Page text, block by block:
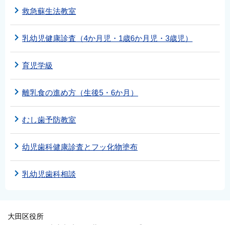
救急蘇生法教室
乳幼児健康診査（4か月児・1歳6か月児・3歳児）
育児学級
離乳食の進め方（生後5・6か月）
むし歯予防教室
幼児歯科健康診査とフッ化物塗布
乳幼児歯科相談
大田区役所